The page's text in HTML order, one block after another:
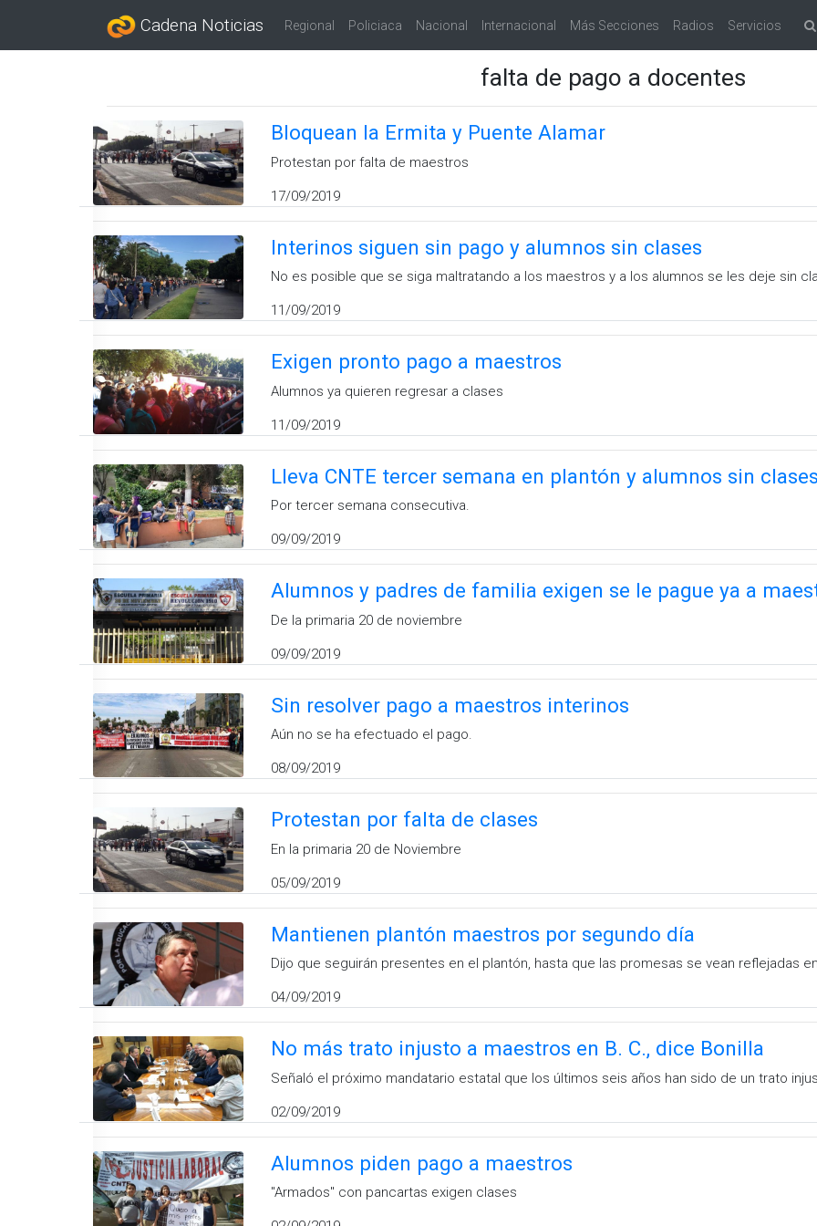
Cadena Noticias Regional Policiaca Nacional Internacional Más Secciones Radios Servicios
falta de pago a docentes
Bloquean la Ermita y Puente Alamar
Protestan por falta de maestros
17/09/2019
Interinos siguen sin pago y alumnos sin clases
No es posible que se siga maltratando a los maestros y a los alumnos se les deje sin
11/09/2019
Exigen pronto pago a maestros
Alumnos ya quieren regresar a clases
11/09/2019
Lleva CNTE tercer semana en plantón y alumnos sin clases
Por tercer semana consecutiva.
09/09/2019
Alumnos y padres de familia exigen se le pague ya a
De la primaria 20 de noviembre
09/09/2019
Sin resolver pago a maestros interinos
Aún no se ha efectuado el pago.
08/09/2019
Protestan por falta de clases
En la primaria 20 de Noviembre
05/09/2019
Mantienen plantón maestros por segundo día
Dijo que seguirán presentes en el plantón, hasta que las promesas se vean reflejadas
04/09/2019
No más trato injusto a maestros en B. C., dice Bonilla
Señaló el próximo mandatario estatal que los últimos seis años han sido de un trato
02/09/2019
Alumnos piden pago a maestros
"Armados" con pancartas exigen clases